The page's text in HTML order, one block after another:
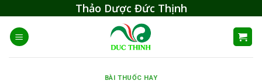
content
Thảo Dược Đức Thịnh
BÀI THUỐC HAY